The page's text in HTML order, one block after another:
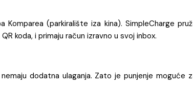
(parkiralište iza kina). SimpleCharge
koda, i primaju račun izravno u svoj inbox.
dodatna ulaganja. Zato je punjenje moguće